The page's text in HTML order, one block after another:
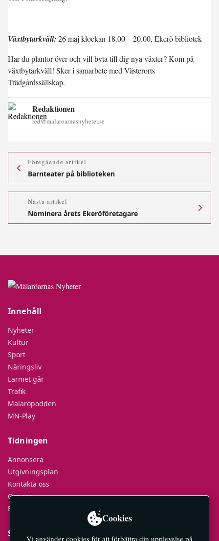
Växtbytarkväll: 26 maj klockan 18.00 – 20.00, Ekerö bibliotek
Har du plantor över och vill byta till dig nya växter? Kom på
växtbytarkväll! Sker i samarbete med Västerorts
Trädgårdssällskap.
Redaktionen
red@malaroarnasnyheter.se
Föregående artikel
Barnteater på biblioteken
Nästa artikel
Nominera årets Ekeröföretagare
Innehåll
Nyheter
Kultur
Sport
Näringsliv
Larmet går
Trafik
Mälaröpodden
MN-Play
Tidningen
Annonsera
Utgivningsplan
Kontakta oss
Om oss
E-tidningar
Socialt
Cookies
Vi använder cookies för att förbättra din upplevelse på